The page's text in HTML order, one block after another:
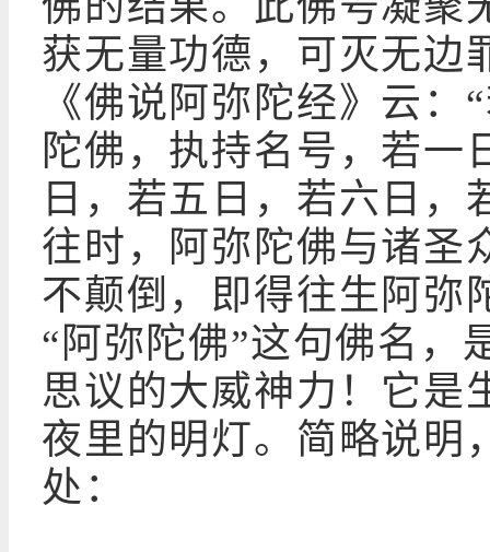
获无量功德，可灭无边
《佛说阿弥陀经》云
陀佛，执持名号，若一
日，若五日，若六日，
往时，阿弥陀佛与诸圣
不颠倒，即得往生阿弥
“阿弥陀佛”这句佛名，
思议的大威神力！它是
夜里的明灯。简略说明
处：